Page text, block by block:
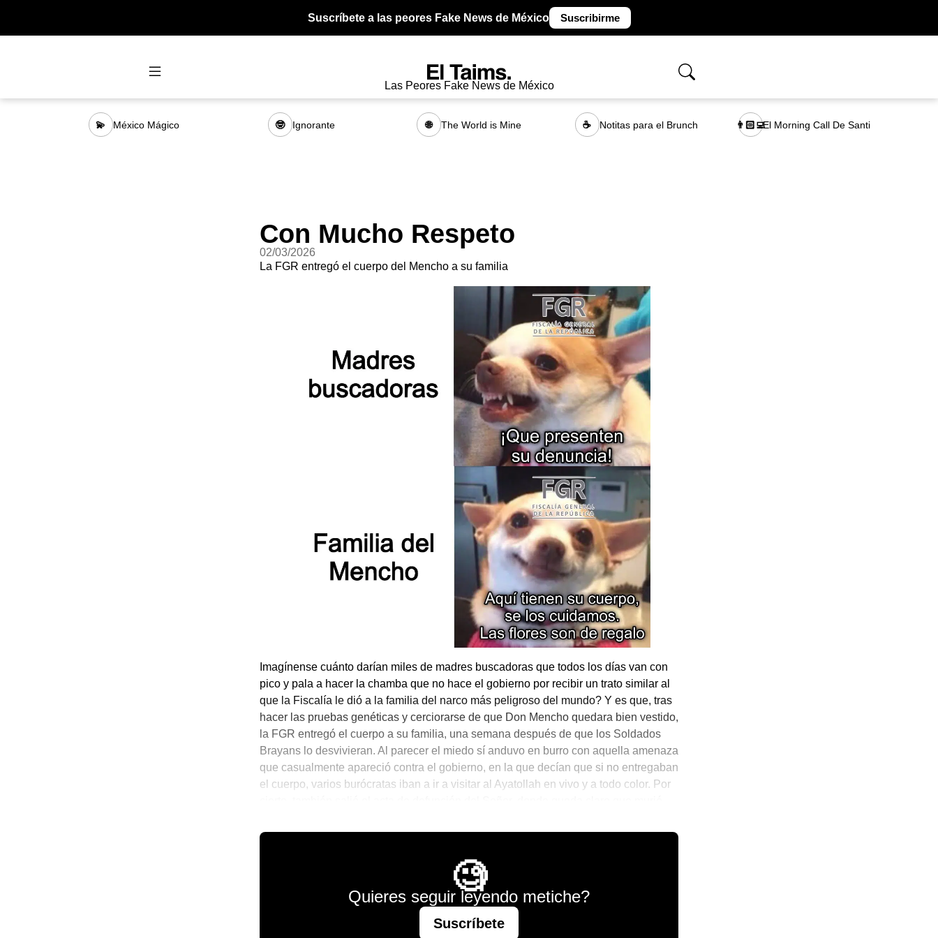
Suscríbete a las peores Fake News de México Suscribirme
Las Peores Fake News de México
💫 México Mágico 🤓 Ignorante 🌐 The World is Mine ☕ Notitas para el Brunch 👨🏻‍💻El Morning Call De Santi
Con Mucho Respeto
02/03/2026
La FGR entregó el cuerpo del Mencho a su familia
Imagínense cuánto darían miles de madres buscadoras que todos los días van con
pico y pala a hacer la chamba que no hace el gobierno por recibir un trato similar al
que la Fiscalía le dió a la familia del narco más peligroso del mundo? Y es que, tras
hacer las pruebas genéticas y cerciorarse de que Don Mencho quedara bien vestido,
la FGR entregó el cuerpo a su familia, una semana después de que los Soldados
Brayans lo desvivieran. Al parecer el miedo sí anduvo en burro con aquella amenaza
que casualmente apareció contra el gobierno, en la que decían que si no entregaban
el cuerpo, varios burócratas iban a ir a visitar al Ayatollah en vivo y a todo color. Por
🧐
Quieres seguir leyendo metiche?
Suscríbete